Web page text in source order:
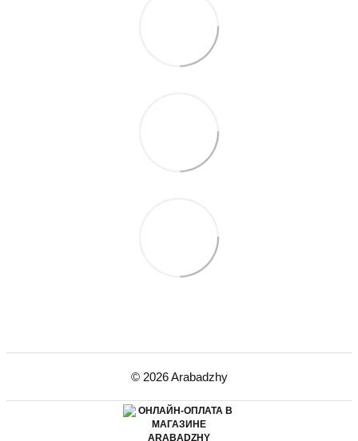
© 2026 Arabadzhy